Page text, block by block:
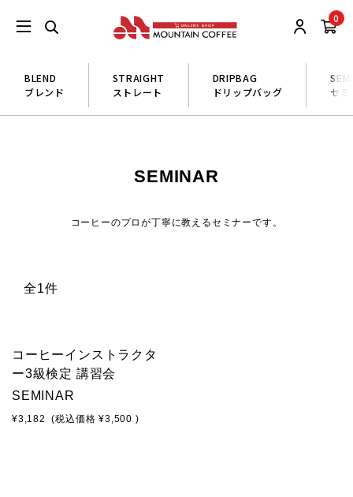
0
BLEND
ブレンド
STRAIGHT
ストレート
DRIPBAG
ドリップバッグ
セ
SEMINAR
コーヒーのプロが丁寧に教えるセミナーです。
全1件
SOLD OUT
コーヒーインストラクタ
ー3級検定 講習会
SEMINAR
¥3,182 (税込価格 ¥3,500 )